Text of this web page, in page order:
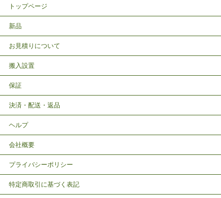
トップページ
新品
お見積りについて
搬入設置
保証
決済・配送・返品
ヘルプ
会社概要
プライバシーポリシー
特定商取引に基づく表記